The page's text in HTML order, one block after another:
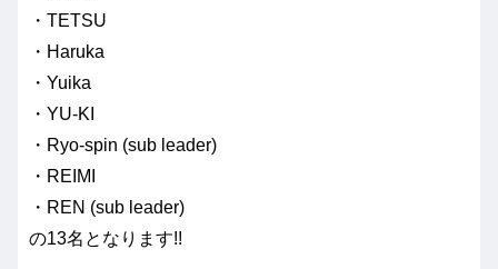
・TETSU
・Haruka
・Yuika
・YU-KI
・Ryo-spin (sub leader)
・REIMI
・REN (sub leader)
の13名となります!!